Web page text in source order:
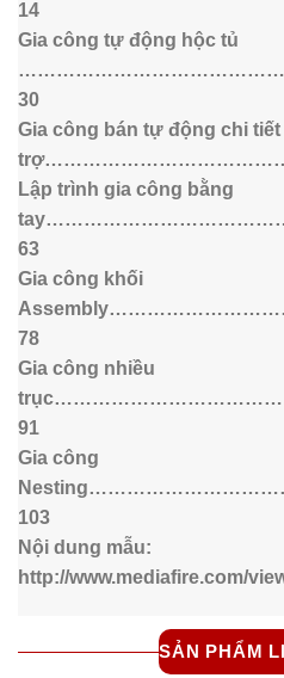
SẢN PHẨM
14
Gia công tự động hộc tủ
30
Gia công bán tự động chi tiết
Lập trình gia công bằng
63
Gia công khối
78
Gia công nhiều
91
Gia công
103
Nội dung mẫu:
http://www.mediafire.com/